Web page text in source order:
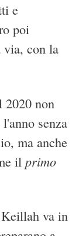
e
poi
con la
2020 non
senza
ma anche
il primo
va in